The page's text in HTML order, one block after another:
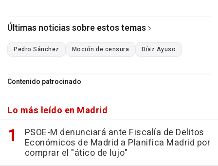
Últimas noticias sobre estos temas
Pedro Sánchez Moción de censura Díaz Ayuso
Contenido patrocinado
Lo más leído en Madrid
PSOE-M denunciará ante Fiscalía de Delitos
Económicos de Madrid a Planifica Madrid por
comprar el "ático de lujo"